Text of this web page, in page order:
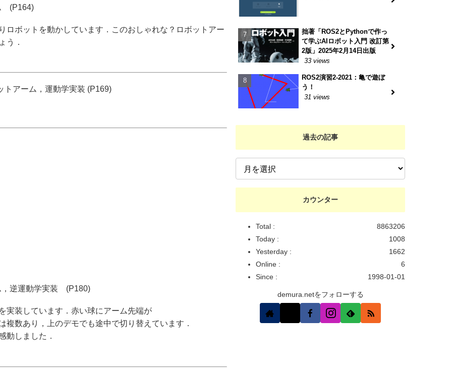
(P164)
ロボットを動かしています．このおしゃれな？ロボットアー
う．
アーム，運動学実装 (P169)
，逆運動学実装 (P180)
実装しています．赤い球にアーム先端が
複数あり，上のデモでも途中で切り替えています．
動しました．
拙著「ROS2とPythonで作っ
て学ぶAIロボット入門 改訂第
2版」2025年2月14日出版
33 views
ROS2演習2-2021：亀で遊ぼ
う！
31 views
過去の記事
カウンター
8863206
Total :
1008
Today :
1662
Yesterday :
6
Online :
1998-01-01
Since :
demura.netをフォローする